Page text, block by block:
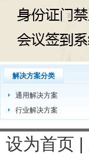
解决方案分类
通用解决方案
行业解决方案
设为首页 |